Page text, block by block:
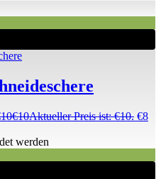
€10Aktueller Preis ist: €10. €8
werden